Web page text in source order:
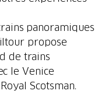
panoramiques
propose
de trains
le Venice
Scotsman.